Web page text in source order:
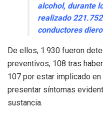
alcohol, durante
realizado
conductores
De ellos, 1.930 fueron
preventivos, 108 tras
107 por estar implicado
presentar síntomas
sustancia.